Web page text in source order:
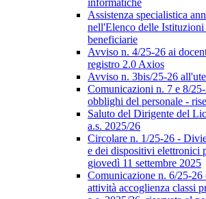
informatiche
Assistenza specialistica
nell'Elenco delle
beneficiarie
Avviso n. 4/25-26 ai
registro 2.0 Axios
Avviso n. 3bis/25-26
Comunicazioni n. 7 e 8/
obblighi del personale -
Saluto del Dirigente del
a.s. 2025/26
Circolare n. 1/25-26 -
e dei dispositivi elettronici
giovedì 11 settembre 2025
Comunicazione n. 6/25-26
attività accoglienza classi